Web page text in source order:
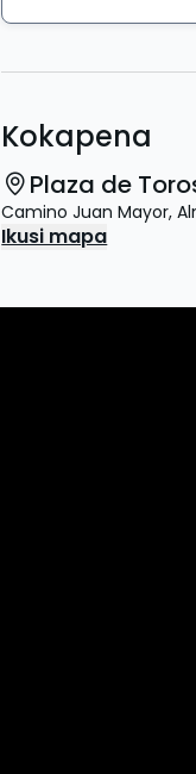
Kokapena
Plaza de
Camino Juan Mayor,
Ikusi mapa